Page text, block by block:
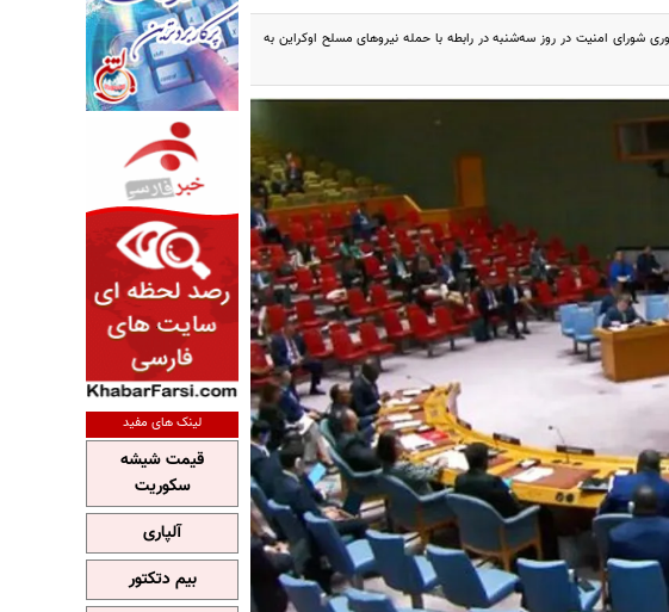
شورای امنیت در روز سه‌شنبه در رابطه با حمله نیروهای مسلح اوکراین به
لینک های مفید
قیمت شیشه
سکوریت
آلپاری
بیم دتکتور